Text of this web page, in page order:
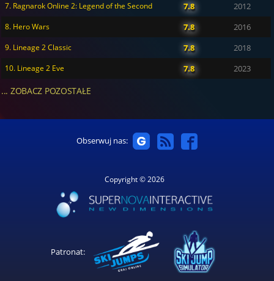
7. Ragnarok Online 2: Legend of the Second 7.8 2012
8. Hero Wars 7.8 2016
9. Lineage 2 Classic 7.8 2018
10. Lineage 2 Eve 7.8 2023
... ZOBACZ POZOSTAŁE
Obserwuj nas:
Copyright © 2026
Patronat: